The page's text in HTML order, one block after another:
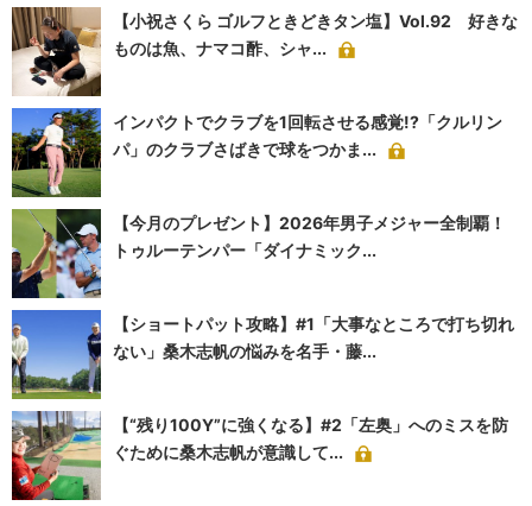
【小祝さくら ゴルフときどきタン塩】Vol.92 好きな
ものは魚、ナマコ酢、シャ...
インパクトでクラブを1回転させる感覚!?「クルリン
パ」のクラブさばきで球をつかま...
【今月のプレゼント】2026年男子メジャー全制覇！
トゥルーテンパー「ダイナミック...
【ショートパット攻略】#1「大事なところで打ち切れ
ない」桑木志帆の悩みを名手・藤...
【“残り100Y”に強くなる】#2「左奥」へのミスを防
ぐために桑木志帆が意識して...